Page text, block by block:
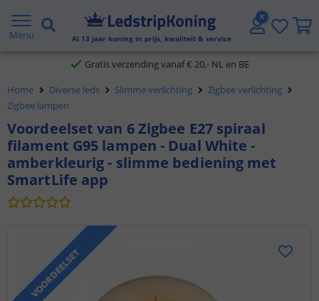
Menu Al 13 jaar koning in prijs, kwaliteit & service
5 jaar garantie
Gratis verzending vanaf € 20,- NL en BE
Klantbeoordeling 9.1
Voor 23:45 uur besteld,morgen in huis
Home Diverse leds Slimme verlichting
Zigbee verlichting
Zigbee lampen
Voordeelset van 6 Zigbee E27 spiraal
filament G95 lampen - Dual White -
amberkleurig - slimme bediening met
SmartLife app
VOORDEELSET